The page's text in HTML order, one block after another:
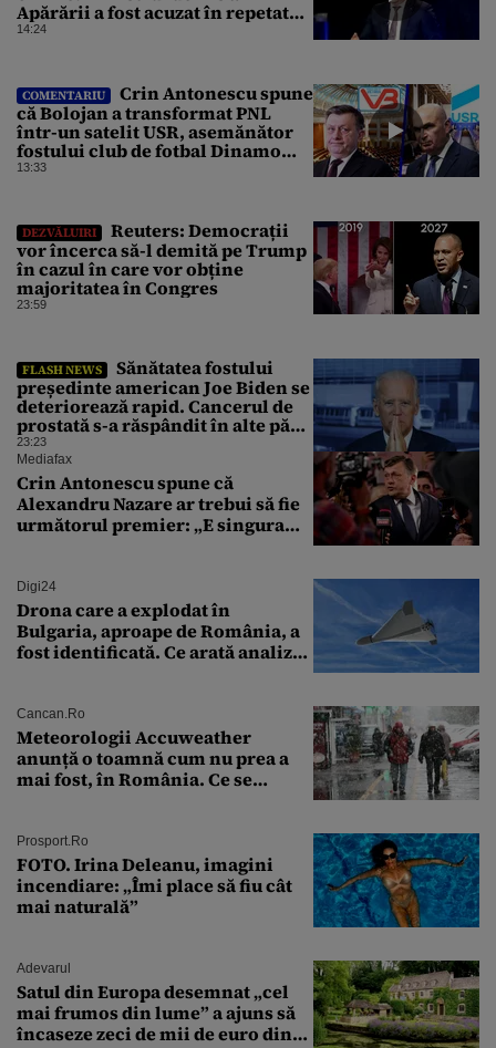
Apărării a fost acuzat în repetate
rânduri că răspândeşte el însuși
14:24
COMENTARIU
Crin Antonescu spune
că Bolojan a transformat PNL
într-un satelit USR, asemănător
fostului club de fotbal Dinamo
Victoria, care a aparținut Miliției
13:33
DEZVĂLUIRI
Reuters: Democrații
vor încerca să-l demită pe Trump
în cazul în care vor obține
majoritatea în Congres
23:59
FLASH NEWS
Sănătatea fostului
președinte american Joe Biden se
deteriorează rapid. Cancerul de
prostată s-a răspândit în alte părți
ale corpului
23:23
Mediafax
Crin Antonescu spune că
Alexandru Nazare ar trebui să fie
următorul premier: „E singura
Digi24
Drona care a explodat în
Bulgaria, aproape de România, a
fost identificată. Ce arată analiza
Cancan.ro
Meteorologii Accuweather
anunță o toamnă cum nu prea a
mai fost, în România. Ce se
București. Pe ce dată ninge
Prosport.ro
FOTO. Irina Deleanu, imagini
incendiare: „Îmi place să fiu cât
mai naturală”
Adevarul
Satul din Europa desemnat „cel
mai frumos din lume” a ajuns să
încaseze zeci de mii de euro din